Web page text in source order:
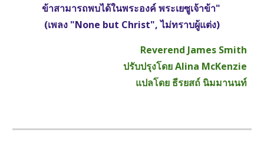
ข้าสามารถพบได้ในพระองค์ พระเยซูเจ้าข้า"
(เพลง "None but Christ", ไม่ทราบผู้แต่ง)
Reverend James Smith
ปรับปรุงโดย Alina McKenzie
แปลโดย ธีรยสถ์ นิมมานนท์